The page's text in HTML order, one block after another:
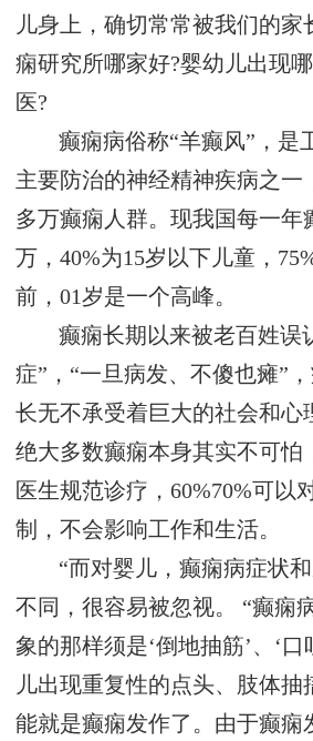
儿身上，确切常常被我们的家
痫研究所哪家好?婴幼儿出现
医?
癫痫病俗称“羊癫风”，是
主要防治的神经精神疾病之一
多万癫痫人群。现我国每一年
万，40%为15岁以下儿童，
前，01岁是一个高峰。
癫痫长期以来被老百姓误
症”，“一旦病发、不傻也瘫”
长无不承受着巨大的社会和心
绝大多数癫痫本身其实不可怕
医生规范诊疗，60%70%可以
制，不会影响工作和生活。
“而对婴儿，癫痫病症状
不同，很容易被忽视。 “癫痫
象的那样须是‘倒地抽筋’、‘
儿出现重复性的点头、肢体抽
能就是癫痫发作了。由于癫痫